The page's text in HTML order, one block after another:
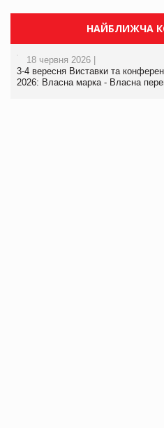
НАЙБЛИЖЧА
18 червня 2026 |
3-4 вересня Виставки та
2026: Власна марка - Власна